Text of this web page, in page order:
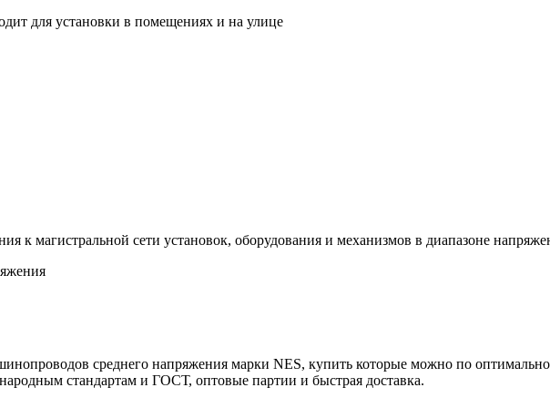
для установки в помещениях и на улице
к магистральной сети установок, оборудования и механизмов в диапазоне
среднего напряжения марки NES, купить которые можно по
стандартам и ГОСТ, оптовые партии и быстрая доставка.